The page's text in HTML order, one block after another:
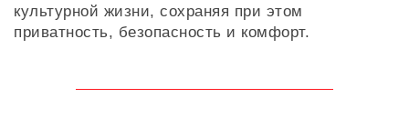
культурной жизни, сохраняя при этом
приватность, безопасность и комфорт.